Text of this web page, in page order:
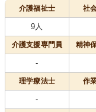
介護福祉士 社
9人
介護支援専門員 精神
-
理学療法士 作
-